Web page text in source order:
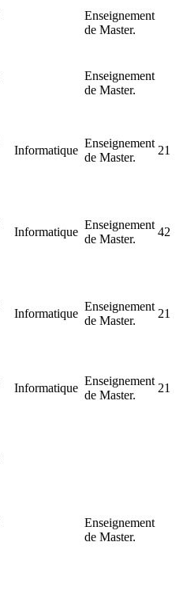
Enseignement
de Master.
Enseignement
de Master.
Informatique
Enseignement
de Master.
21
Informatique
Enseignement
de Master.
42
Informatique
Enseignement
de Master.
21
Informatique
Enseignement
de Master.
21
Enseignement
de Master.